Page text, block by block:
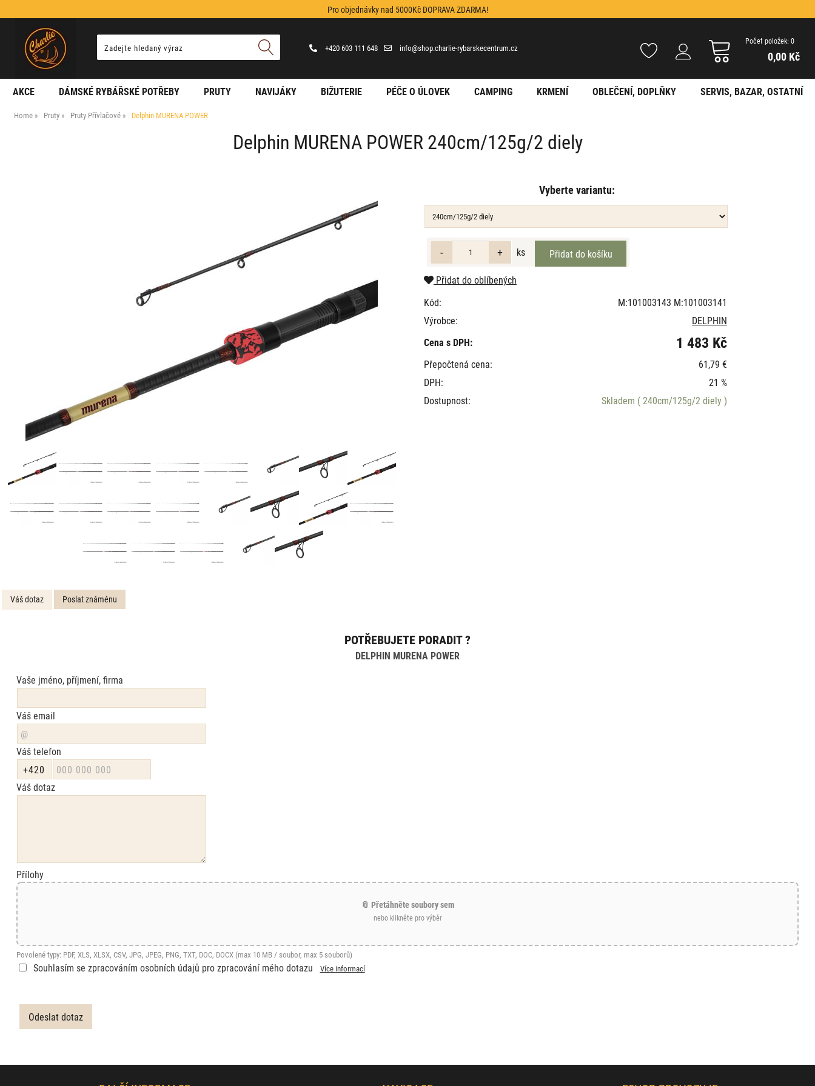
Pro objednávky nad 5000Kč DOPRAVA ZDARMA!
+420 603 111 648 info@shop.charlie-rybarskecentrum.cz
Počet položek: 0
0,00 Kč
AKCE DÁMSKÉ RYBÁŘSKÉ POTŘEBY PRUTY NAVIJÁKY BIŽUTERIE PÉČE O ÚLOVEK CAMPING KRMENÍ OBLEČENÍ, DOPLŇKY SERVIS, BAZAR, OSTATNÍ
Home Pruty Pruty Přívlačové Delphin MURENA POWER
Delphin MURENA POWER 240cm/125g/2 diely
Vyberte variantu:
ks
Přidat do oblíbených
Kód:
M:101003143 M:101003141
Výrobce:
DELPHIN
Cena s DPH:
1 483 Kč
Přepočtená cena:
61,79 €
DPH:
21 %
Dostupnost:
Skladem ( 240cm/125g/2 diely )
Váš dotaz Poslat známénu
POTŘEBUJETE PORADIT ?
DELPHIN MURENA POWER
Vaše jméno, příjmení, firma
Váš email
Váš telefon
Váš dotaz
Přílohy
📎 Přetáhněte soubory sem
nebo klikněte pro výběr
Povolené typy: PDF, XLS, XLSX, CSV, JPG, JPEG, PNG, TXT, DOC, DOCX (max 10 MB / soubor, max 5 souborů)
Souhlasím se zpracováním osobních údajů pro zpracování mého dotazu Více informací